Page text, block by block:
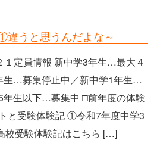
うと思うんだよな～
１定員情報 新中学3年生…最大４
生…募集停止中／新中学1年生…
年生以下…募集中 □前年度の体験
と受験体験記 ①令和7年度中学3
校受験体験記はこちら […]